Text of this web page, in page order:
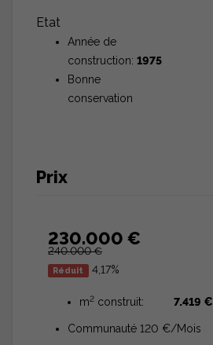
Etat
Année de
construction: 1975
Bonne
conservation
Prix
230.000 €
240.000 €
Réduit 4,17%
m2 construit: 7.419 €
Communauté 120 €/Mois